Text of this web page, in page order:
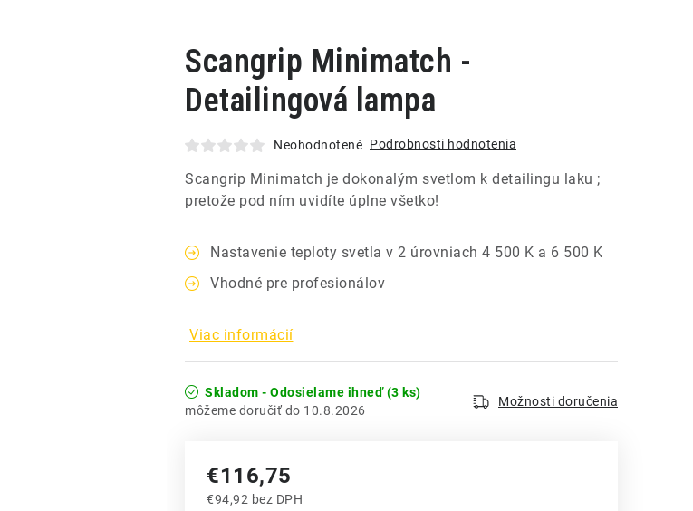
Scangrip Minimatch -
Detailingová lampa
Neohodnotené Podrobnosti hodnotenia
Scangrip Minimatch je dokonalým svetlom k detailingu laku ;
pretože pod ním uvidíte úplne všetko!
Nastavenie teploty svetla v 2 úrovniach 4 500 K a 6 500 K
Vhodné pre profesionálov
Viac informácií
Skladom - Odosielame ihneď(3 ks)
10.8.2026
Možnosti doručenia
€116,75
€94,92 bez DPH